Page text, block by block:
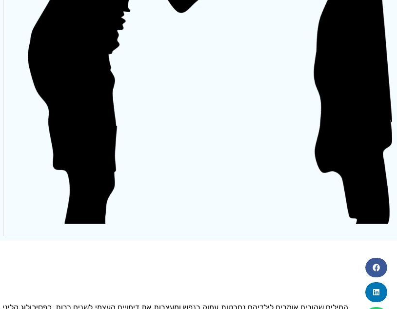
המילים שהורים אומרים לילדיהם נחרטות עמוק בנפש ומעצבות את דימויים העצמי לשנים רבות. כפסיכולוג קליני,